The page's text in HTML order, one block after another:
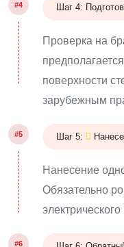
#4 Шаг 4:
Проверка на
поверхности
зарубежным
#5 Шаг 5:
Нанесение
Обязательно
#6